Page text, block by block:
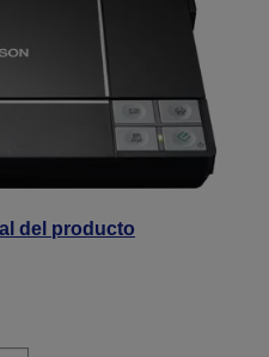
del producto